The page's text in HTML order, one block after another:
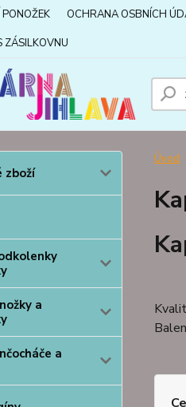
OCHRANA OSBNÍCH
ZÁSILKOVNU
zboží
a
a
Úvod